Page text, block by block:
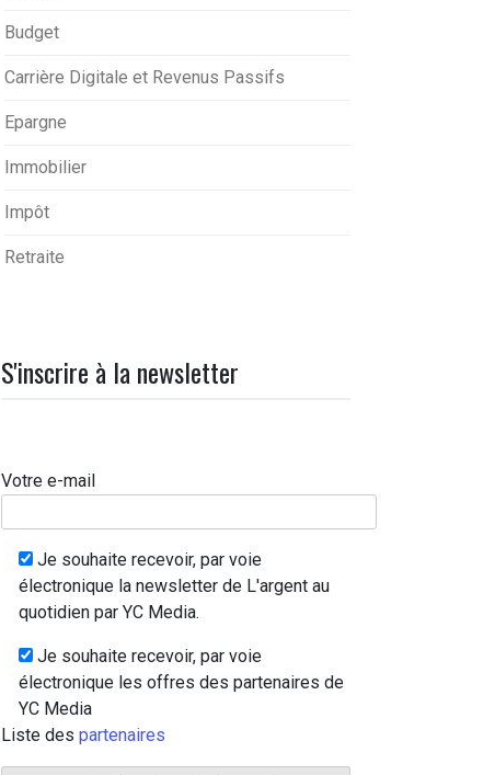
Budget
Carrière Digitale et Revenus Passifs
Epargne
Immobilier
Impôt
Retraite
S'inscrire à la newsletter
Votre e-mail
Je souhaite recevoir, par voie
électronique la newsletter de L'argent au
quotidien par YC Media.
Je souhaite recevoir, par voie
électronique les offres des partenaires de
YC Media
Liste des partenaires